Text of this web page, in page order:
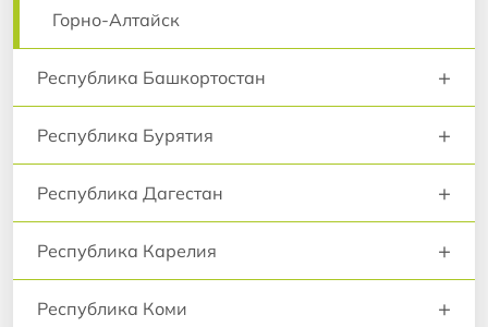
Горно-Алтайск
Республика Башкортостан +
Республика Бурятия +
Республика Дагестан +
Республика Карелия +
Республика Коми +